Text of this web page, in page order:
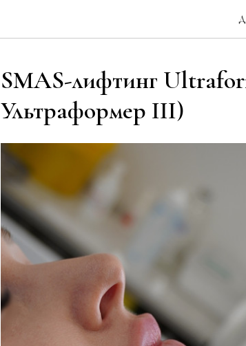
SMAS-лифтинг
Ультраформер III)